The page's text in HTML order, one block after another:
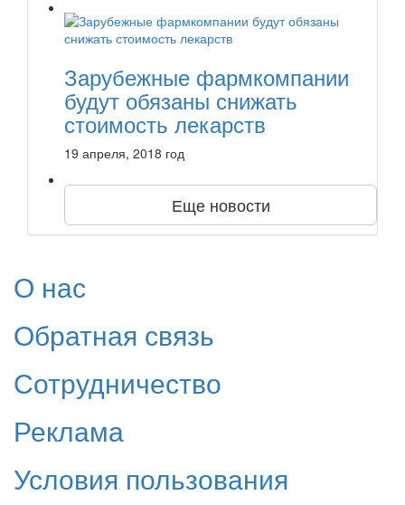
Зарубежные фармкомпании
будут обязаны снижать
стоимость лекарств
19 апреля, 2018 год
Еще новости
О нас
Обратная связь
Сотрудничество
Реклама
Условия пользования